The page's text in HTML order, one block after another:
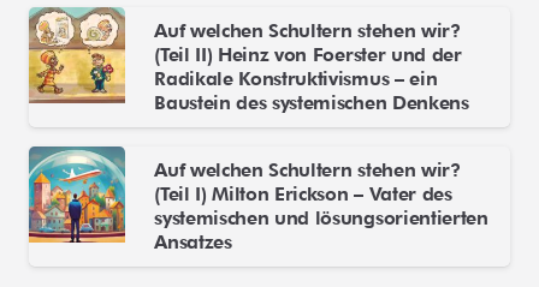
Auf welchen Schultern stehen wir?
(Teil II) Heinz von Foerster und der
Radikale Konstruktivismus – ein
Baustein des systemischen Denkens
Auf welchen Schultern stehen wir?
(Teil I) Milton Erickson – Vater des
systemischen und lösungsorientierten
Ansatzes